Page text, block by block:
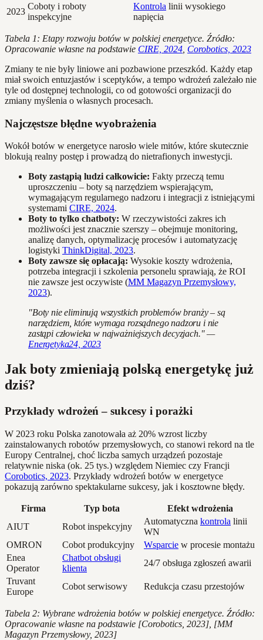
2023
Coboty i roboty
inspekcyjne
Kontrola linii wysokiego
napięcia
Tabela 1: Etapy rozwoju botów w polskiej energetyce. Źródło:
Opracowanie własne na podstawie CIRE, 2024 Corobotics, 2023
Zmiany te nie były liniowe ani pozbawione przeszkód. Każdy etap
miał swoich entuzjastów i sceptyków, a tempo wdrożeń zależało nie
tyle od dostępnej technologii, co od gotowości organizacji do
zmiany myślenia o własnych procesach.
Najczęstsze błędne wyobrażenia
Wokół botów w energetyce narosło wiele mitów, które skutecznie
blokują realny postęp i prowadzą do nietrafionych inwestycji.
Boty zastąpią ludzi całkowicie: Fakty przeczą temu
uproszczeniu – boty są narzędziem wspierającym,
wymagającym regularnego nadzoru i integracji z istniejącymi
systemami CIRE, 2024.
Boty to tylko chatboty: W rzeczywistości zakres ich
możliwości jest znacznie szerszy – obejmuje monitoring,
analizę danych, optymalizację procesów i automatyzację
logistyki ThinkDigital, 2023.
Boty zawsze się opłacają: Wysokie koszty wdrożenia,
potrzeba integracji i szkolenia personelu sprawiają, że ROI
nie zawsze jest oczywiste (MM Magazyn Przemysłowy,
2023).
"Boty nie eliminują wszystkich problemów branży – są
narzędziem, które wymaga rozsądnego nadzoru i nie
zastąpi człowieka w najważniejszych decyzjach." —
Energetyka24, 2023
Jak boty zmieniają polską energetykę już
dziś?
Przykłady wdrożeń – sukcesy i porażki
W 2023 roku Polska zanotowała aż 20% wzrost liczby
zainstalowanych robotów przemysłowych, co stanowi rekord na tle
Europy Centralnej, choć liczba samych urządzeń pozostaje
relatywnie niska (ok. 25 tys.) względem Niemiec czy Francji
Corobotics, 2023. Przykłady wdrożeń botów w energetyce
pokazują zarówno spektakularne sukcesy, jak i kosztowne błędy.
Firma Typ bota
Efekt wdrożenia
AIUT
Robot inspekcyjny
Automatyczna kontrola linii
WN
OMRON
Cobot produkcyjny Wsparcie w procesie montażu
Enea
Operator
Chatbot obsługi
klienta
24/7 obsługa zgłoszeń awarii
Truvant
Europe
Cobot serwisowy Redukcja czasu przestojów
Tabela 2: Wybrane wdrożenia botów w polskiej energetyce. Źródło:
Opracowanie własne na podstawie [Corobotics, 2023], [MM
Magazyn Przemysłowy, 2023]